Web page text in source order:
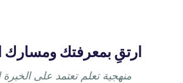
ارتقِ بمعرفتك ومسارك
منهجية تعلم تعتمد على الخبرة